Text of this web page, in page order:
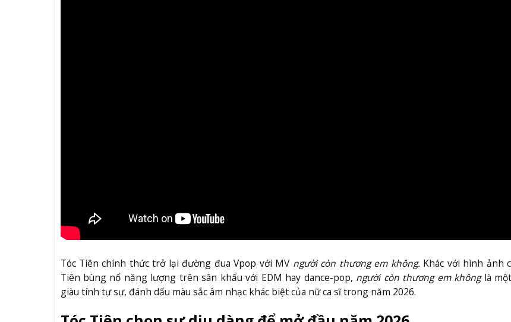
Tóc Tiên chính thức trở lại đường đua Vpop với MV người còn thương em không. Khác với hình ảnh
Tiên bùng nổ năng lượng trên sân khấu với EDM hay dance-pop, người còn thương em không là
giàu tính tự sự, đánh dấu màu sắc âm nhạc khác biệt của nữ ca sĩ trong năm 2026.